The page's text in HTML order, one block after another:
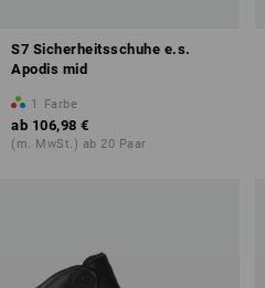
S7 Sicherheitsschuhe e.s.
Apodis mid
1 Farbe
ab 106,98 €
(m. MwSt.) ab 20 Paar